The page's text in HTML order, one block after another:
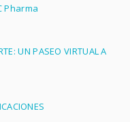
Pharma
UN PASEO VIRTUAL A